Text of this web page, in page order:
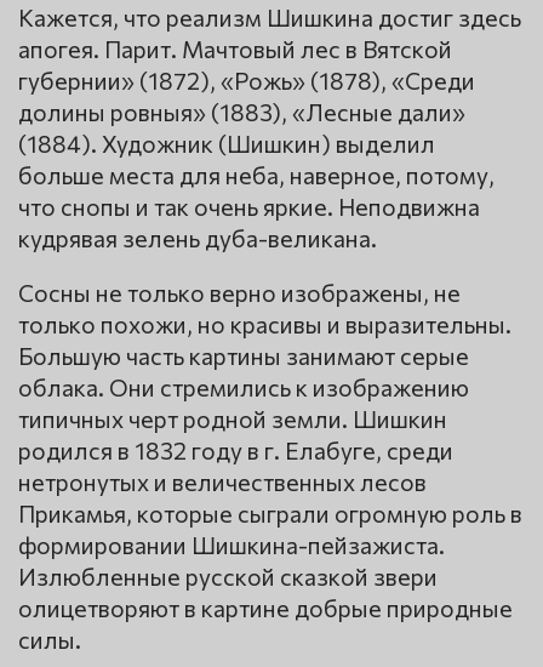
Кажется, что реализм Шишкина достиг здесь
апогея. Парит. Мачтовый лес в Вятской
губернии» (1872), «Рожь» (1878), «Среди
долины ровныя» (1883), «Лесные дали»
(1884). Художник (Шишкин) выделил
больше места для неба, наверное, потому,
что снопы и так очень яркие. Неподвижна
кудрявая зелень дуба-великана.
Сосны не только верно изображены, не
только похожи, но красивы и выразительны.
Большую часть картины занимают серые
облака. Они стремились к изображению
типичных черт родной земли. Шишкин
родился в 1832 году в г. Елабуге, среди
нетронутых и величественных лесов
Прикамья, которые сыграли огромную роль в
формировании Шишкина-пейзажиста.
Излюбленные русской сказкой звери
олицетворяют в картине добрые природные
силы.